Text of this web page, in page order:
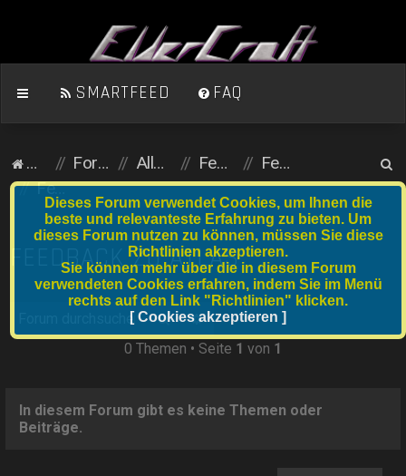
SMARTFEED FAQ
Homepage
Foren-Übersicht Allgemein (öffentlicher Bereich) Feedback
Feedback zu anderen Spielen
Feedback zu Atlas
u
FEEDBACK ZU ATLAS
SucheErweiterte Suche
0 Themen • Seite 1 von 1
In diesem Forum gibt es keine Themen oder
Beiträge.
Dieses Forum verwendet Cookies, um Ihnen die
beste und relevanteste Erfahrung zu bieten. Um
dieses Forum nutzen zu können, müssen Sie diese
Richtlinien akzeptieren.
Sie können mehr über die in diesem Forum
verwendeten Cookies erfahren, indem Sie im Menü
rechts auf den Link "Richtlinien" klicken.
[ Cookies akzeptieren ]